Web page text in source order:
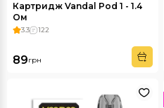
Картридж Vandal Pod 1 - 1.4
Ом
3.3 122
89грн